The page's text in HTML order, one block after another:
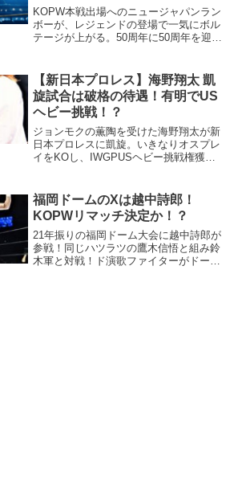
KOPW本戦出場へのニュージャパンラン
ボーが、レジェンドの登場で一気にボル
テージが上がる。50周年に50周年を迎え
【新日本プロレス】海野翔太 凱
旋試合は破格の待遇！有明でUS
ヘビー挑戦！？
ジョンモクの薫陶を受けた海野翔太が新
日本プロレスに凱旋。いきなりオスプレ
イをKOし、IWGPUSヘビー挑戦権獲
福岡ドームのXは越中詩郎！
KOPWリマッチ決定か！？
21年振りの福岡ドーム大会に越中詩郎が
参戦！同じハツラツの鷹木信悟と組み鈴
木軍と対戦！ド演歌ファイターがドーム